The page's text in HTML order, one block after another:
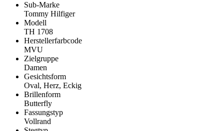
Sub-Marke
Tommy Hilfiger
Modell
TH 1708
Herstellerfarbcode
MVU
Zielgruppe
Damen
Gesichtsform
Oval, Herz, Eckig
Brillenform
Butterfly
Fassungstyp
Vollrand